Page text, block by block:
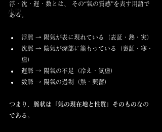
小説
浮・沈・遅・数とは、 その“氣の質感”を表す用語で
ある。
浮脈 → 陽氣が表に現れている（表証・熱・実）
沈脈 → 陰氣が深部に籠もっている（裏証・寒・
虚）
遅脈 → 陽氣の不足（冷え・気虚）
数脈 → 陽氣の過剰（熱・興奮）
つまり、 脈状は「氣の現在地と性質」そのものなの
である。